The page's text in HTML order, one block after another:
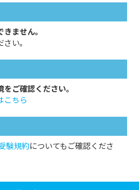
ません。
い。
ご確認ください。
こちら
験規約についてもご確認くださ